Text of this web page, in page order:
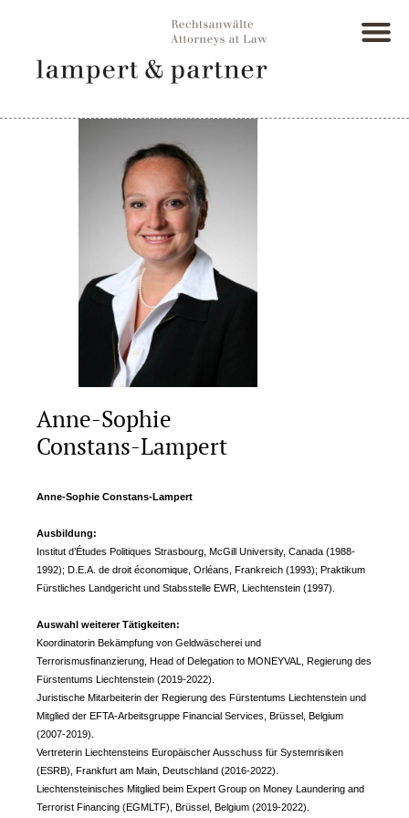
Anne-Sophie
Constans-Lampert
Anne-Sophie Constans-Lampert
Ausbildung:
Institut d’Études Politiques Strasbourg, McGill University, Canada (1988-
1992); D.E.A. de droit économique, Orléans, Frankreich (1993); Praktikum
Fürstliches Landgericht und Stabsstelle EWR, Liechtenstein (1997).
Auswahl weiterer Tätigkeiten:
Koordinatorin Bekämpfung von Geldwäscherei und
Terrorismusfinanzierung, Head of Delegation to MONEYVAL, Regierung des
Fürstentums Liechtenstein (2019-2022).
Juristische Mitarbeiterin der Regierung des Fürstentums Liechtenstein und
Mitglied der EFTA-Arbeitsgruppe Financial Services, Brüssel, Belgium
(2007-2019).
Vertreterin Liechtensteins Europäischer Ausschuss für Systemrisiken
(ESRB), Frankfurt am Main, Deutschland (2016-2022).
Liechtensteinisches Mitglied beim Expert Group on Money Laundering and
Terrorist Financing (EGMLTF), Brüssel, Belgium (2019-2022).